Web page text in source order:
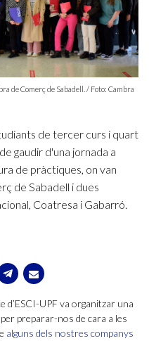
de Comerç de Sabadell. / Foto: Cambra
de tercer curs i quart
gaudir d'una jornada a
de pràctiques, on van
de Sabadell i dues
Coatresa i Gabarró.
d’ESCI-UPF va organitzar una
preparar-nos de cara a les
alguns dels nostres companys